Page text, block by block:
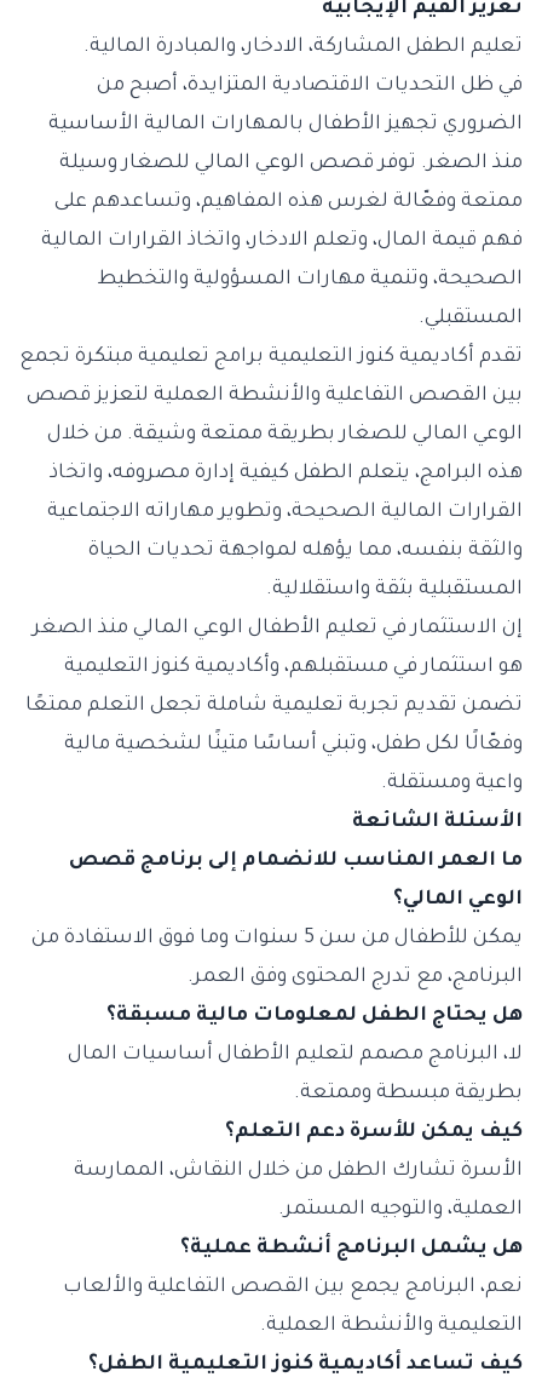
تعزيز القيم الإيجابية
تعليم الطفل المشاركة، الادخار، والمبادرة المالية.
في ظل التحديات الاقتصادية المتزايدة، أصبح من
الضروري تجهيز الأطفال بالمهارات المالية الأساسية
منذ الصغر. توفر قصص الوعي المالي للصغار وسيلة
ممتعة وفعّالة لغرس هذه المفاهيم، وتساعدهم على
فهم قيمة المال، وتعلم الادخار، واتخاذ القرارات المالية
الصحيحة، وتنمية مهارات المسؤولية والتخطيط
المستقبلي.
تقدم أكاديمية كنوز التعليمية برامج تعليمية مبتكرة تجمع
بين القصص التفاعلية والأنشطة العملية لتعزيز قصص
الوعي المالي للصغار بطريقة ممتعة وشيقة. من خلال
هذه البرامج، يتعلم الطفل كيفية إدارة مصروفه، واتخاذ
القرارات المالية الصحيحة، وتطوير مهاراته الاجتماعية
والثقة بنفسه، مما يؤهله لمواجهة تحديات الحياة
المستقبلية بثقة واستقلالية.
إن الاستثمار في تعليم الأطفال الوعي المالي منذ الصغر
هو استثمار في مستقبلهم، وأكاديمية كنوز التعليمية
تضمن تقديم تجربة تعليمية شاملة تجعل التعلم ممتعًا
وفعّالًا لكل طفل، وتبني أساسًا متينًا لشخصية مالية
واعية ومستقلة.
الأسئلة الشائعة
ما العمر المناسب للانضمام إلى برنامج قصص
الوعي المالي؟
يمكن للأطفال من سن 5 سنوات وما فوق الاستفادة من
البرنامج، مع تدرج المحتوى وفق العمر.
هل يحتاج الطفل لمعلومات مالية مسبقة؟
لا، البرنامج مصمم لتعليم الأطفال أساسيات المال
بطريقة مبسطة وممتعة.
كيف يمكن للأسرة دعم التعلم؟
الأسرة تشارك الطفل من خلال النقاش، الممارسة
العملية، والتوجيه المستمر.
هل يشمل البرنامج أنشطة عملية؟
نعم، البرنامج يجمع بين القصص التفاعلية والألعاب
التعليمية والأنشطة العملية.
كيف تساعد أكاديمية كنوز التعليمية الطفل؟